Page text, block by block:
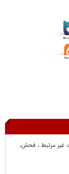
غير مرتبط ، فحش،